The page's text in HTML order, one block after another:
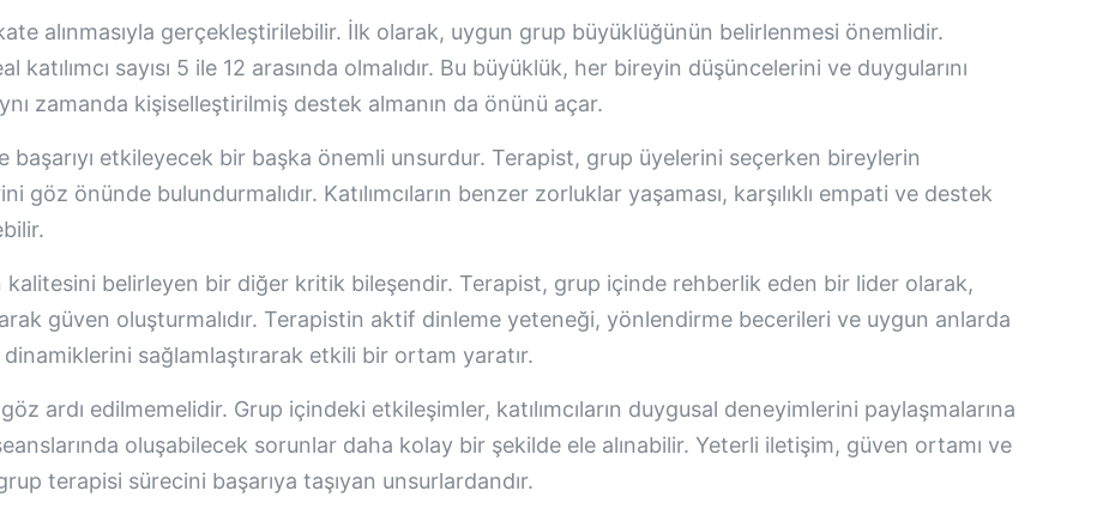
alınmasıyla gerçekleştirilebilir. İlk olarak, uygun grup büyüklüğünün belirlenmesi önemlidir.
sayısı 5 ile 12 arasında olmalıdır. Bu büyüklük, her bireyin düşüncelerini ve duygularını
zamanda kişiselleştirilmiş destek almanın da önünü açar.
başarıyı etkileyecek bir başka önemli unsurdur. Terapist, grup üyelerini seçerken bireylerin
göz önünde bulundurmalıdır. Katılımcıların benzer zorluklar yaşaması, karşılıklı empati ve destek
kalitesini belirleyen bir diğer kritik bileşendir. Terapist, grup içinde rehberlik eden bir lider olarak,
güven oluşturmalıdır. Terapistin aktif dinleme yeteneği, yönlendirme becerileri ve uygun anlarda
sağlamlaştırarak etkili bir ortam yaratır.
ardı edilmemelidir. Grup içindeki etkileşimler, katılımcıların duygusal deneyimlerini paylaşmalarına
oluşabilecek sorunlar daha kolay bir şekilde ele alınabilir. Yeterli iletişim, güven ortamı ve
terapisi sürecini başarıya taşıyan unsurlardandır.